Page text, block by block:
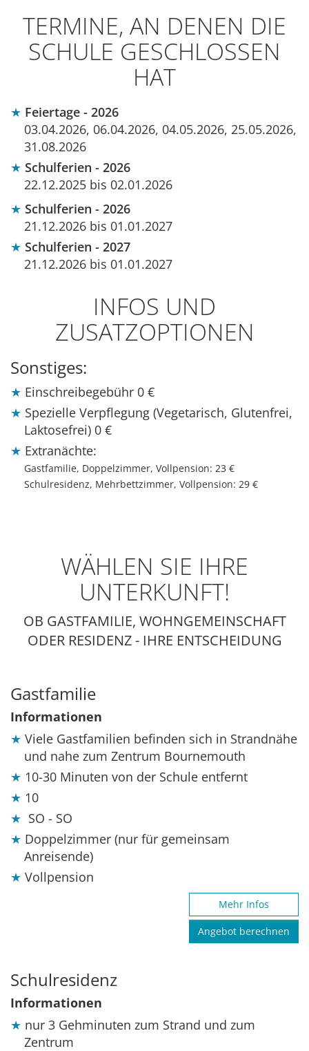
TERMINE, AN DENEN DIE
SCHULE GESCHLOSSEN
HAT
Feiertage - 2026
03.04.2026, 06.04.2026, 04.05.2026, 25.05.2026,
31.08.2026
Schulferien - 2026
22.12.2025 bis 02.01.2026
Schulferien - 2026
21.12.2026 bis 01.01.2027
Schulferien - 2027
21.12.2026 bis 01.01.2027
INFOS UND
ZUSATZOPTIONEN
Sonstiges:
Einschreibegebühr 0 €
Spezielle Verpflegung (Vegetarisch, Glutenfrei,
Laktosefrei) 0 €
Extranächte:
Gastfamilie, Doppelzimmer, Vollpension: 23 €
Schulresidenz, Mehrbettzimmer, Vollpension: 29 €
WÄHLEN SIE IHRE
UNTERKUNFT!
OB GASTFAMILIE, WOHNGEMEINSCHAFT
ODER RESIDENZ - IHRE ENTSCHEIDUNG
Gastfamilie
Informationen
Viele Gastfamilien befinden sich in Strandnähe
und nahe zum Zentrum Bournemouth
10-30 Minuten von der Schule entfernt
10
SO - SO
Doppelzimmer (nur für gemeinsam
Anreisende)
Vollpension
Mehr Infos
Angebot berechnen
Schulresidenz
Informationen
nur 3 Gehminuten zum Strand und zum
Zentrum